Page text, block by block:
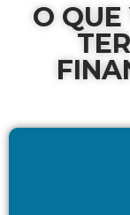
O